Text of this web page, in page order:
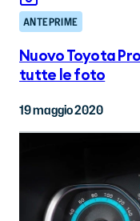
ANTEPRIME
Nuovo Toyota
tutte le foto
19 maggio 2020